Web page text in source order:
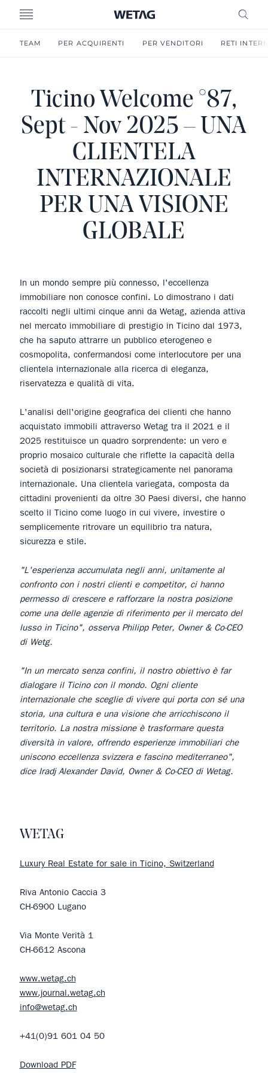
MENU
TEAM PER ACQUIRENTI PER VENDITORI RETI
Ticino Welcome °87,
Sept - Nov 2025 – UNA
CLIENTELA
INTERNAZIONALE
PER UNA VISIONE
GLOBALE
In un mondo sempre più connesso, l'eccellenza
immobiliare non conosce confini. Lo dimostrano i dati
raccolti negli ultimi cinque anni da Wetag, azienda attiva
nel mercato immobiliare di prestigio in Ticino dal 1973,
che ha saputo attrarre un pubblico eterogeneo e
cosmopolita, confermandosi come interlocutore per una
clientela internazionale alla ricerca di eleganza,
riservatezza e qualità di vita.
L'analisi dell'origine geografica dei clienti che hanno
acquistato immobili attraverso Wetag tra il 2021 e il
2025 restituisce un quadro sorprendente: un vero e
proprio mosaico culturale che riflette la capacità della
società di posizionarsi strategicamente nel panorama
internazionale. Una clientela variegata, composta da
cittadini provenienti da oltre 30 Paesi diversi, che hanno
scelto il Ticino come luogo in cui vivere, investire o
semplicemente ritrovare un equilibrio tra natura,
sicurezza e stile.
"L'esperienza accumulata negli anni, unitamente al
confronto con i nostri clienti e competitor, ci hanno
permesso di crescere e rafforzare la nostra posizione
come una delle agenzie di riferimento per il mercato del
lusso in Ticino", osserva Philipp Peter, Owner & Co-CEO
di Wetg.
"In un mercato senza confini, il nostro obiettivo è far
dialogare il Ticino con il mondo. Ogni cliente
internazionale che sceglie di vivere qui porta con sé una
storia, una cultura e una visione che arricchiscono il
territorio. La nostra missione è trasformare questa
diversità in valore, offrendo esperienze immobiliari che
uniscono eccellenza svizzera e fascino mediterraneo",
dice Iradj Alexander David, Owner & Co-CEO di Wetag.
WETAG
Luxury Real Estate for sale in Ticino, Switzerland
Riva Antonio Caccia 3
CH-6900 Lugano
Via Monte Verità 1
CH-6612 Ascona
www.wetag.ch
www.journal.wetag.ch
info@wetag.ch
+41(0)91 601 04 50
Download PDF